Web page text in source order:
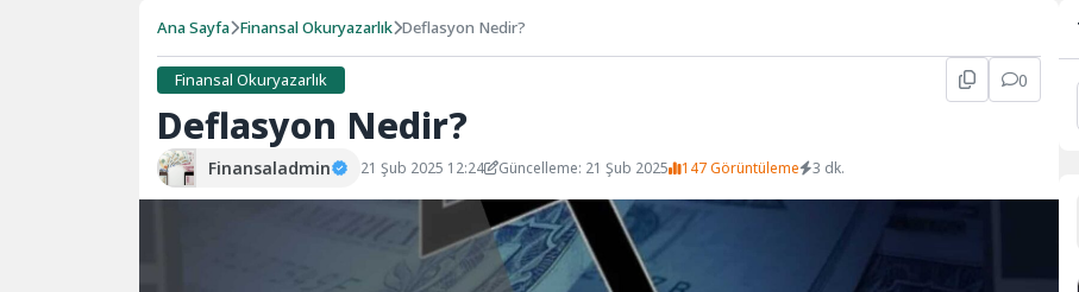
Ana Sayfa Finansal Okuryazarlık Deflasyon Nedir?
Finansal Okuryazarlık 0
Deflasyon Nedir?
Finansaladmin 21 Şub 2025 12:24 Güncelleme: 21 Şub 2025 147 Görüntüleme 3 dk.